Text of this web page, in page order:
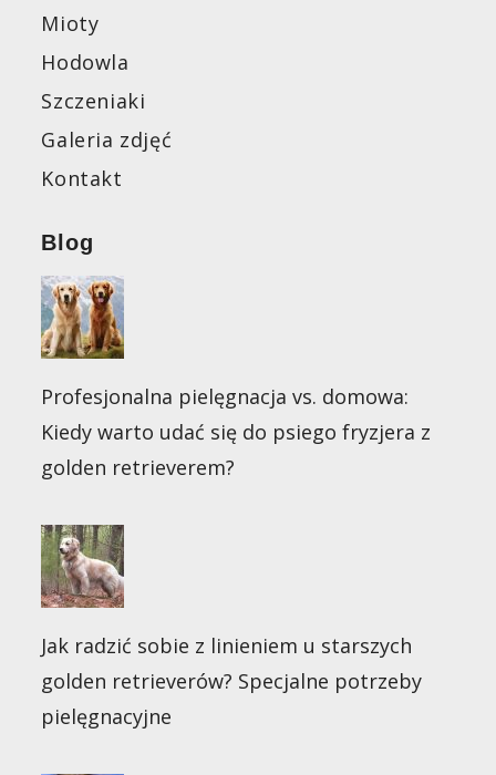
Mioty
Hodowla
Szczeniaki
Galeria zdjęć
Kontakt
Blog
Profesjonalna pielęgnacja vs. domowa:
Kiedy warto udać się do psiego fryzjera z
golden retrieverem?
Jak radzić sobie z linieniem u starszych
golden retrieverów? Specjalne potrzeby
pielęgnacyjne